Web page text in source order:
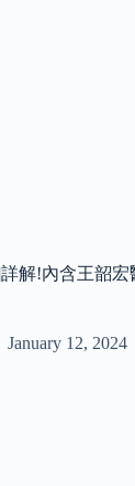
解!內含王韶
January 12, 2024